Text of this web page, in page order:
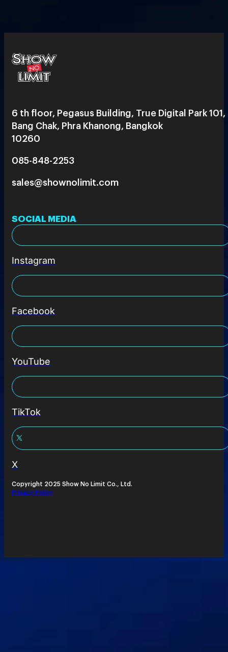
6 th floor, Pegasus Building, True Digital Park 101,
Bang Chak, Phra Khanong, Bangkok
10260
085-848-2253
sales@shownolimit.com
SOCIAL MEDIA
Instagram
Facebook
YouTube
TikTok
X
Copyright 2025 Show No Limit Co., Ltd.
Privacy Policy